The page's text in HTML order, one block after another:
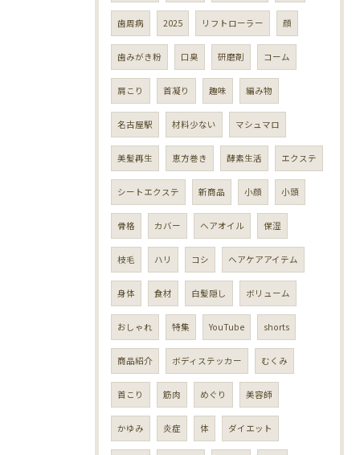
歯周病 2025 リフトローラー 顔
歯みがき粉 口臭 研磨剤 コーム
肩こり 首凝り 趣味 編み物
名古屋駅 材料少ない マシュマロ
美髪再生 恵方巻き 酵素生活 エクステ
シートエクステ 新商品 小顔 小頭
骨格 カバー ヘアオイル 保湿
枝毛 ハリ コシ ヘアケアアイテム
身体 食材 白髪隠し ボリューム
おしゃれ 特集 YouTube shorts
商品紹介 ボディステッカー むくみ
首こり 筋肉 めぐり 美容師
かゆみ 炎症 体 ダイエット